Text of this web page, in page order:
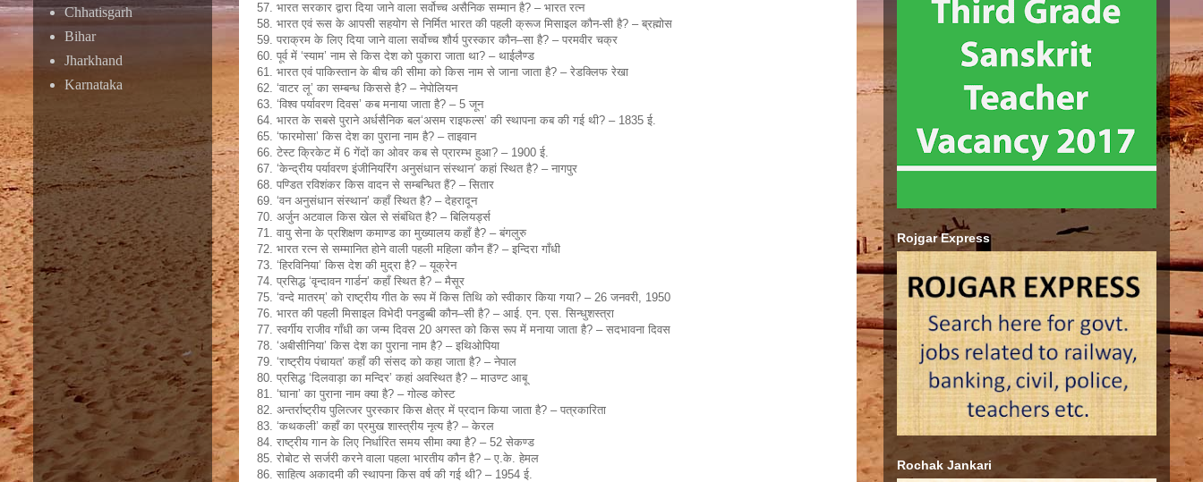
57. भारत सरकार द्वारा दिया जाने वाला सर्वोच्च असैनिक सम्मान है? – भारत रत्न
58. भारत एवं रूस के आपसी सहयोग से निर्मित भारत की पहली क्रूज मिसाइल कौन-सी है? – ब्रह्मोस
59. पराक्रम के लिए दिया जाने वाला सर्वोच्च शौर्य पुरस्कार कौन–सा है? – परमवीर चक्र
60. पूर्व में ‘स्याम’ नाम से किस देश को पुकारा जाता था? – थाईलैण्ड
61. भारत एवं पाकिस्तान के बीच की सीमा को किस नाम से जाना जाता है? – रेडक्लिफ रेखा
62. ‘वाटर लू’ का सम्बन्ध किससे है? – नेपोलियन
63. ‘विश्व पर्यावरण दिवस’ कब मनाया जाता है? – 5 जून
64. भारत के सबसे पुराने अर्धसैनिक बल‘असम राइफल्स’ की स्थापना कब की गई थी? – 1835 ई.
65. ‘फारमोसा’ किस देश का पुराना नाम है? – ताइवान
66. टेस्ट क्रिकेट में 6 गेंदों का ओवर कब से प्रारम्भ हुआ? – 1900 ई.
67. ‘केन्द्रीय पर्यावरण इंजीनियरिंग अनुसंधान संस्थान’ कहां स्थित है? – नागपुर
68. पण्डित रविशंकर किस वादन से सम्बन्धित हैं? – सितार
69. ‘वन अनुसंधान संस्थान’ कहाँ स्थित है? – देहरादून
70. अर्जुन अटवाल किस खेल से संबंधित है? – बिलियर्ड्स
71. वायु सेना के प्रशिक्षण कमाण्ड का मुख्यालय कहाँ है? – बंगलुरु
72. भारत रत्न से सम्मानित होने वाली पहली महिला कौन हैं? – इन्दिरा गाँधी
73. ‘हिरविनिया’ किस देश की मुद्रा है? – यूक्रेन
74. प्रसिद्ध ‘वृन्दावन गार्डन’ कहाँ स्थित है? – मैसूर
75. ‘वन्दे मातरम्’ को राष्ट्रीय गीत के रूप में किस तिथि को स्वीकार किया गया? – 26 जनवरी, 1950
76. भारत की पहली मिसाइल विभेदी पनडुब्बी कौन–सी है? – आई. एन. एस. सिन्धुशस्त्रा
77. स्वर्गीय राजीव गाँधी का जन्म दिवस 20 अगस्त को किस रूप में मनाया जाता है? – सदभावना दिवस
78. ‘अबीसीनिया’ किस देश का पुराना नाम है? – इथिओपिया
79. ‘राष्ट्रीय पंचायत’ कहाँ की संसद को कहा जाता है? – नेपाल
80. प्रसिद्ध ‘दिलवाड़ा का मन्दिर’ कहां अवस्थित है? – माउण्ट आबू
81. ‘घाना’ का पुराना नाम क्या है? – गोल्ड कोस्ट
82. अन्तर्राष्ट्रीय पुलित्जर पुरस्कार किस क्षेत्र में प्रदान किया जाता है? – पत्रकारिता
83. ‘कथकली’ कहाँ का प्रमुख शास्त्रीय नृत्य है? – केरल
84. राष्ट्रीय गान के लिए निर्धारित समय सीमा क्या है? – 52 सेकण्ड
85. रोबोट से सर्जरी करने वाला पहला भारतीय कौन है? – ए.के. हेमल
86. साहित्य अकादमी की स्थापना किस वर्ष की गई थी? – 1954 ई.
Chhatisgarh
Bihar
Jharkhand
Karnataka
Rojgar Express
Rochak Jankari